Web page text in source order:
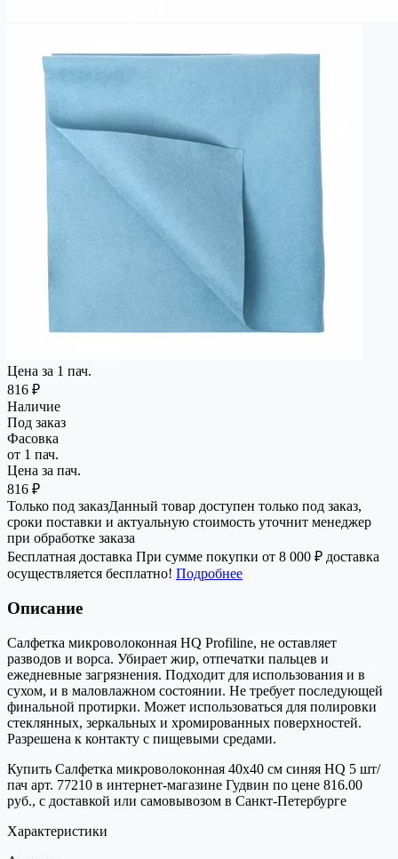
Цена за 1 пач.
816 ₽
Наличие
Под заказ
Фасовка
от 1 пач.
Цена за пач.
816 ₽
Только под заказДанный товар доступен только под заказ,
сроки поставки и актуальную стоимость уточнит менеджер
при обработке заказа
Бесплатная доставка При сумме покупки от 8 000 ₽ доставка
осуществляется бесплатно! Подробнее
Описание
Салфетка микроволоконная HQ Profiline, не оставляет
разводов и ворса. Убирает жир, отпечатки пальцев и
ежедневные загрязнения. Подходит для использования и в
сухом, и в маловлажном состоянии. Не требует последующей
финальной протирки. Может использоваться для полировки
стеклянных, зеркальных и хромированных поверхностей.
Разрешена к контакту с пищевыми средами.
Купить Салфетка микроволоконная 40х40 см синяя HQ 5 шт/
пач арт. 77210 в интернет-магазине Гудвин по цене 816.00
руб., с доставкой или самовывозом в Санкт-Петербурге
Характеристики